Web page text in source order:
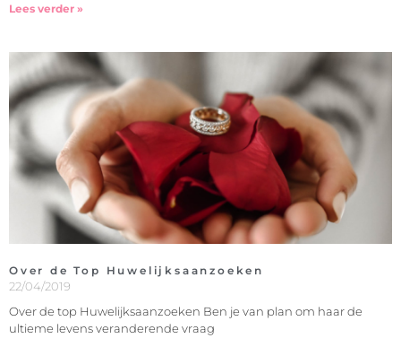
Lees verder »
Over de Top Huwelijksaanzoeken
22/04/2019
Over de top Huwelijksaanzoeken Ben je van plan om haar de
ultieme levens veranderende vraag